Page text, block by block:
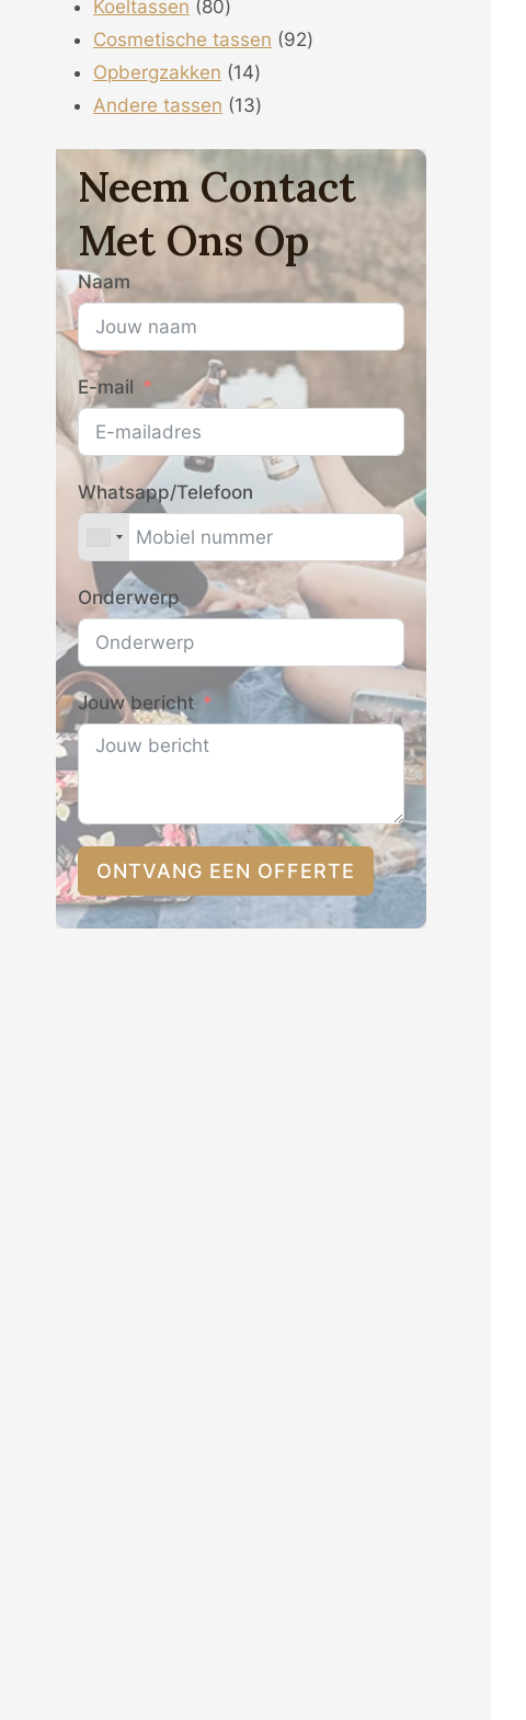
Koeltassen 8080
producten
Cosmetische tassen 9292
Opbergzakken 1414
producten
Andere tassen 1313
Neem Contact
Met Ons Op
Naam
E-mail
Whatsapp/Telefoon
Onderwerp
Jouw bericht
ONTVANG EEN OFFERTE